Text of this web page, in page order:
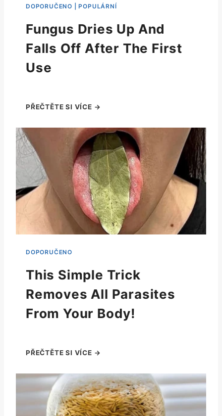
Fungus Dries Up And
Falls Off After The First
Use
This Simple Trick
Removes All Parasites
From Your Body!